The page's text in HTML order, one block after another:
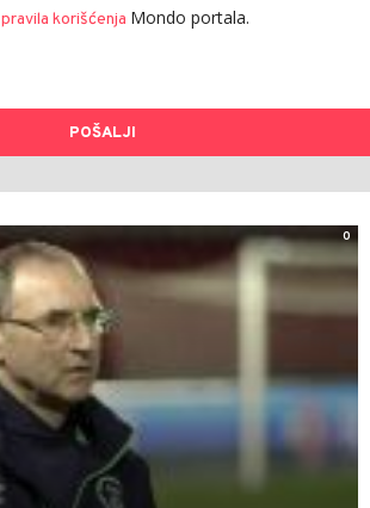
pravila korišćenja Mondo portala.
POŠALJI
0